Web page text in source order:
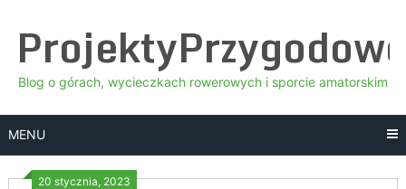
content
Blog o górach, wycieczkach rowerowych i sporcie amatorskim
MENU
20 stycznia, 2023